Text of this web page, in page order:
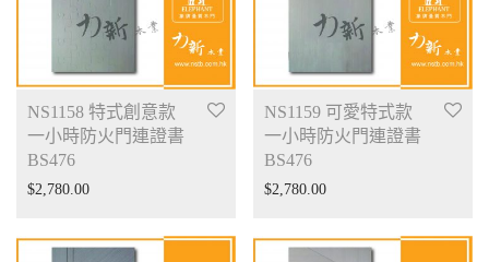
NS1158 特式創意款
一小時防火門連證書
BS476
$2,780.00
NS1159 可愛特式款
一小時防火門連證書
BS476
$2,780.00